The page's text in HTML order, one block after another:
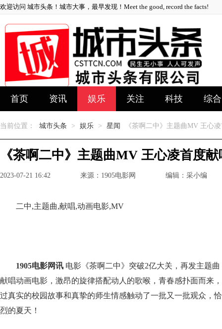
欢迎访问 城市头条！城市大事，最早发现！Meet the good, record the facts!
首页 资讯 娱乐 关注 科技 综合
当前位置： 城市头条 > 娱乐 > 星闻 《茶啊二中》主题曲MV 王心
《茶啊二中》主题曲MV 王心凌首度
2023-07-21 16:42 来源：1905电影网 编辑：采小编
二中,主题曲,献唱,动画电影,MV
1905电影网讯 电影《茶啊二中》突破2亿大关，再发主题
献唱动画电影，激昂的旋律搭配动人的歌喉，青春感扑面而来
过真实的校园故事和真挚的师生情感触动了一批又一批观众，
烈的夏天！